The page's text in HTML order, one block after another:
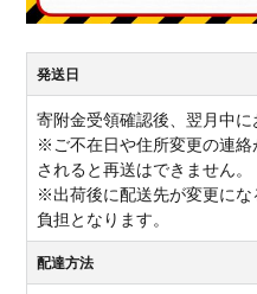
発送日
寄附金受領確認後、翌月中に
※ご不在日や住所変更の連
されると再送はできません。
※出荷後に配送先が変更に
負担となります。
配達方法